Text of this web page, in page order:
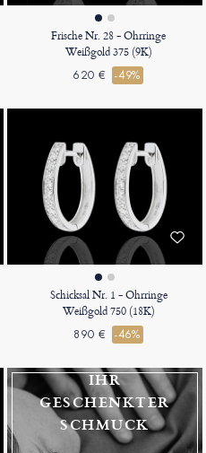
Frische Nr. 28 - Ohrringe
Weißgold 375 (9K)
620 € -49%
Schicksal Nr. 1 - Ohrringe
Weißgold 750 (18K)
890 € -46%
IHR
GESCHENKTER
SCHMUCK